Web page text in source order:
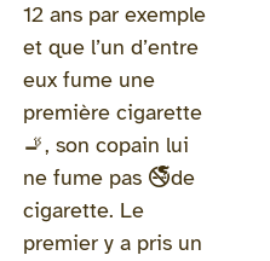
12 ans par exemple
et que l’un d’entre
eux fume une
première cigarette
🚬, son copain lui
ne fume pas 🚭de
cigarette. Le
premier y a pris un